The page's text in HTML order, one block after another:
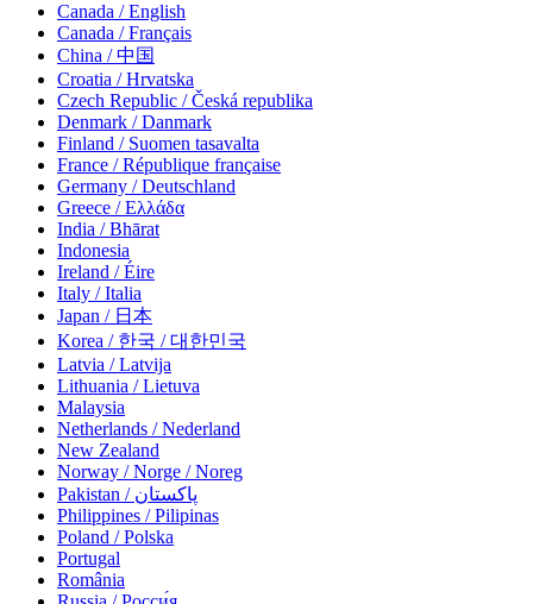
Canada / English
Canada / Français
China / 中国
Croatia / Hrvatska
Czech Republic / Česká republika
Denmark / Danmark
Finland / Suomen tasavalta
France / République française
Germany / Deutschland
Greece / Ελλάδα
India / Bhārat
Indonesia
Ireland / Éire
Italy / Italia
Japan / 日本
Korea / 한국 / 대한민국
Latvia / Latvija
Lithuania / Lietuva
Malaysia
Netherlands / Nederland
New Zealand
Norway / Norge / Noreg
Pakistan / پاکستان
Philippines / Pilipinas
Poland / Polska
Portugal
România